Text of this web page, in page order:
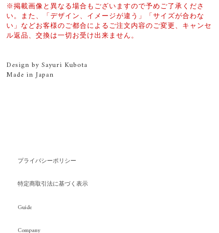
※掲載画像と異なる場合もございますので予めご了承くださ
い。また、「デザイン、イメージが違う」「サイズが合わな
い」などお客様のご都合によるご注文内容のご変更、キャンセ
ル返品、交換は一切お受け出来ません。
Design by Sayuri Kubota
Made in Japan
プライバシーポリシー
特定商取引法に基づく表示
Guide
Company